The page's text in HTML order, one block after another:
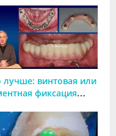
лучше: винтовая или
фиксация
2. Мосты на